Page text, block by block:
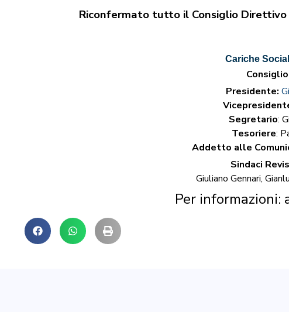
Riconfermato tutto il Consiglio
Cariche
Presidente:
Segretario:
Tesoriere:
Addetto alle
Sindaci
Giuliano Gennari,
Per informazioni: